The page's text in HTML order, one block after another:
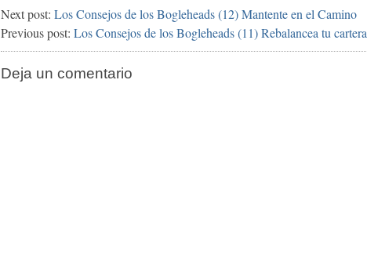
Next post: Los Consejos de los Bogleheads (12) Mantente en el Camino
Previous post: Los Consejos de los Bogleheads (11) Rebalancea tu cartera
Deja un comentario